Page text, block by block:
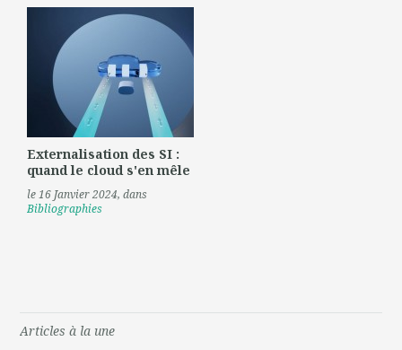
Externalisation des SI :
quand le cloud s'en mêle
le 16 Janvier 2024, dans
Bibliographies
Articles à la une